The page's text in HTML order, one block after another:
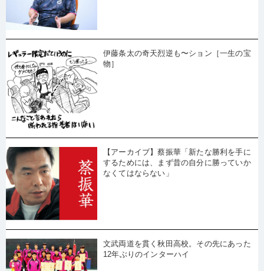
伊藤条太の奇天烈逆も〜ション［一生の宝
物］
【アーカイブ】蔡振華「新たな勝利を手に
するためには、まず昔の自分に勝っていか
なくてはならない」
文武両道を貫く秋田高校。その先にあった
12年ぶりのインターハイ